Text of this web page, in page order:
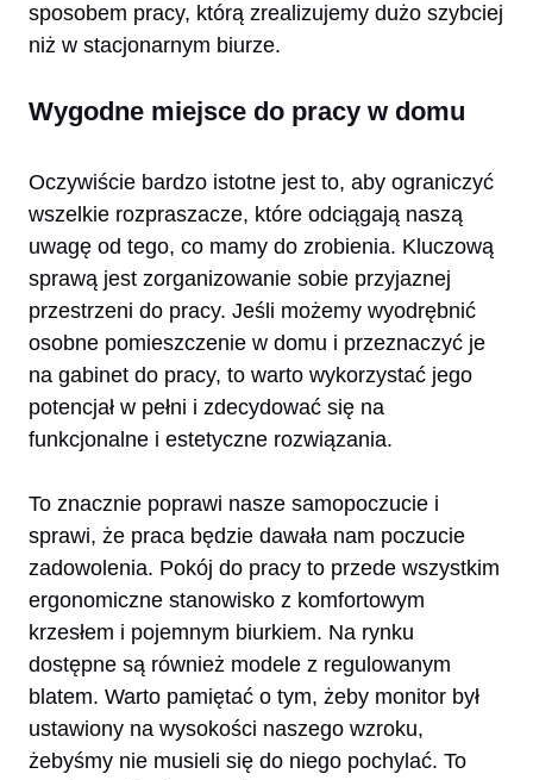
sposobem pracy, którą zrealizujemy dużo szybciej
niż w stacjonarnym biurze.
Wygodne miejsce do pracy w domu
Oczywiście bardzo istotne jest to, aby ograniczyć
wszelkie rozpraszacze, które odciągają naszą
uwagę od tego, co mamy do zrobienia. Kluczową
sprawą jest zorganizowanie sobie przyjaznej
przestrzeni do pracy. Jeśli możemy wyodrębnić
osobne pomieszczenie w domu i przeznaczyć je
na gabinet do pracy, to warto wykorzystać jego
potencjał w pełni i zdecydować się na
funkcjonalne i estetyczne rozwiązania.
To znacznie poprawi nasze samopoczucie i
sprawi, że praca będzie dawała nam poczucie
zadowolenia. Pokój do pracy to przede wszystkim
ergonomiczne stanowisko z komfortowym
krzesłem i pojemnym biurkiem. Na rynku
dostępne są również modele z regulowanym
blatem. Warto pamiętać o tym, żeby monitor był
ustawiony na wysokości naszego wzroku,
żebyśmy nie musieli się do niego pochylać. To